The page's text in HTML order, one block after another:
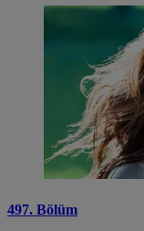
497. Bölüm